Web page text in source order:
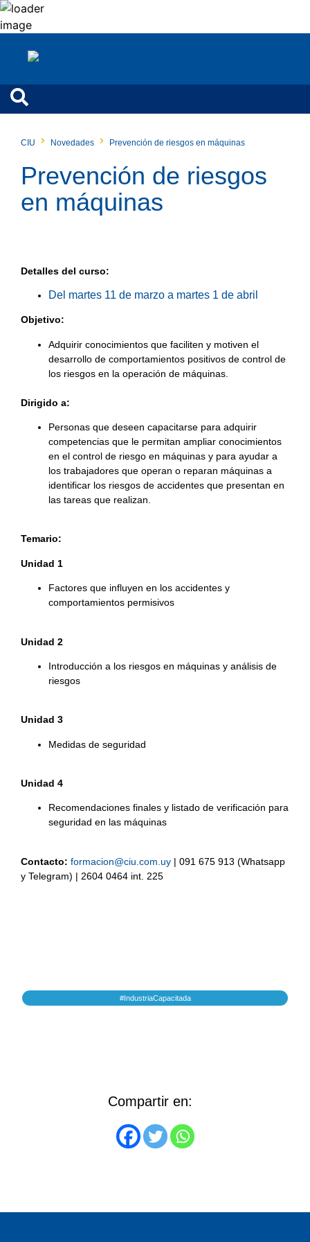
CIU Novedades Prevención de riesgos en máquinas
Prevención de riesgos
en máquinas
Detalles del curso:
Del martes 11 de marzo a martes 1 de abril
Objetivo:
Adquirir conocimientos que faciliten y motiven el
desarrollo de comportamientos positivos de control de
los riesgos en la operación de máquinas.
Dirigido a:
Personas que deseen capacitarse para adquirir
competencias que le permitan ampliar conocimientos
en el control de riesgo en máquinas y para ayudar a
los trabajadores que operan o reparan máquinas a
identificar los riesgos de accidentes que presentan en
las tareas que realizan.
Temario:
Unidad 1
Factores que influyen en los accidentes y
comportamientos permisivos
Unidad 2
Introducción a los riesgos en máquinas y análisis de
riesgos
Unidad 3
Medidas de seguridad
Unidad 4
Recomendaciones finales y listado de verificación para
seguridad en las máquinas
Contacto: formacion@ciu.com.uy | 091 675 913 (Whatsapp
y Telegram) | 2604 0464 int. 225
#IndustriaCapacitada
Compartir en: